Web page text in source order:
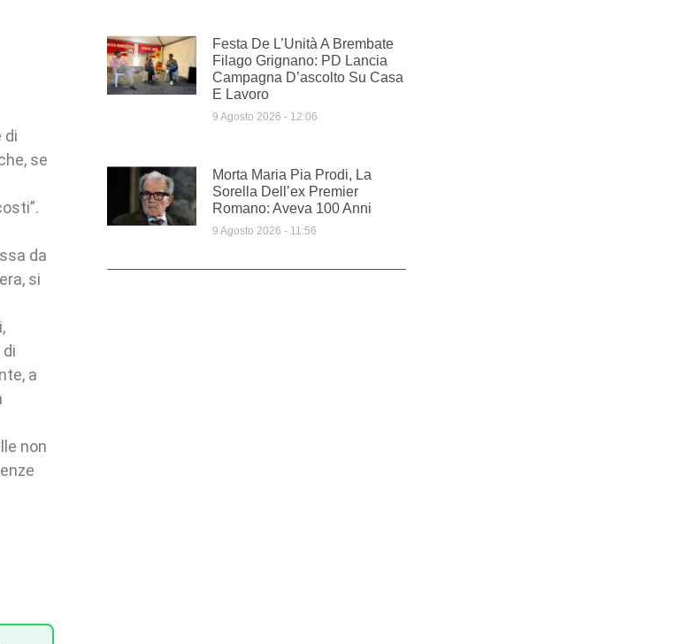
di
se
da
si
a
non
Festa De L’Unità A Brembate
Filago Grignano: PD Lancia
Campagna D’ascolto Su Casa
E Lavoro
9 Agosto 2026 12:06
Morta Maria Pia Prodi, La
Sorella Dell’ex Premier
Romano: Aveva 100 Anni
9 Agosto 2026 11:56